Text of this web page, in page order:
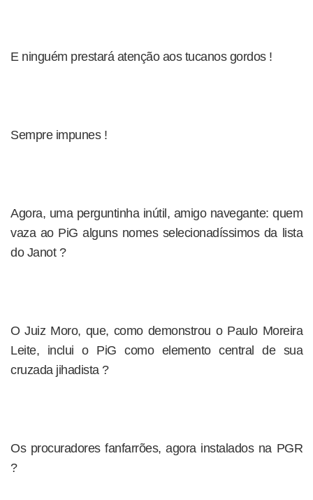
E ninguém prestará atenção aos tucanos gordos !
Sempre impunes !
Agora, uma perguntinha inútil, amigo navegante: quem
vaza ao PiG alguns nomes selecionadíssimos da lista
do Janot ?
O Juiz Moro, que, como demonstrou o Paulo Moreira
Leite, inclui o PiG como elemento central de sua
cruzada jihadista ?
Os procuradores fanfarrões, agora instalados na PGR
?